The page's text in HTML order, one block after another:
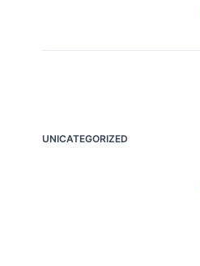
UNICATEGORIZED